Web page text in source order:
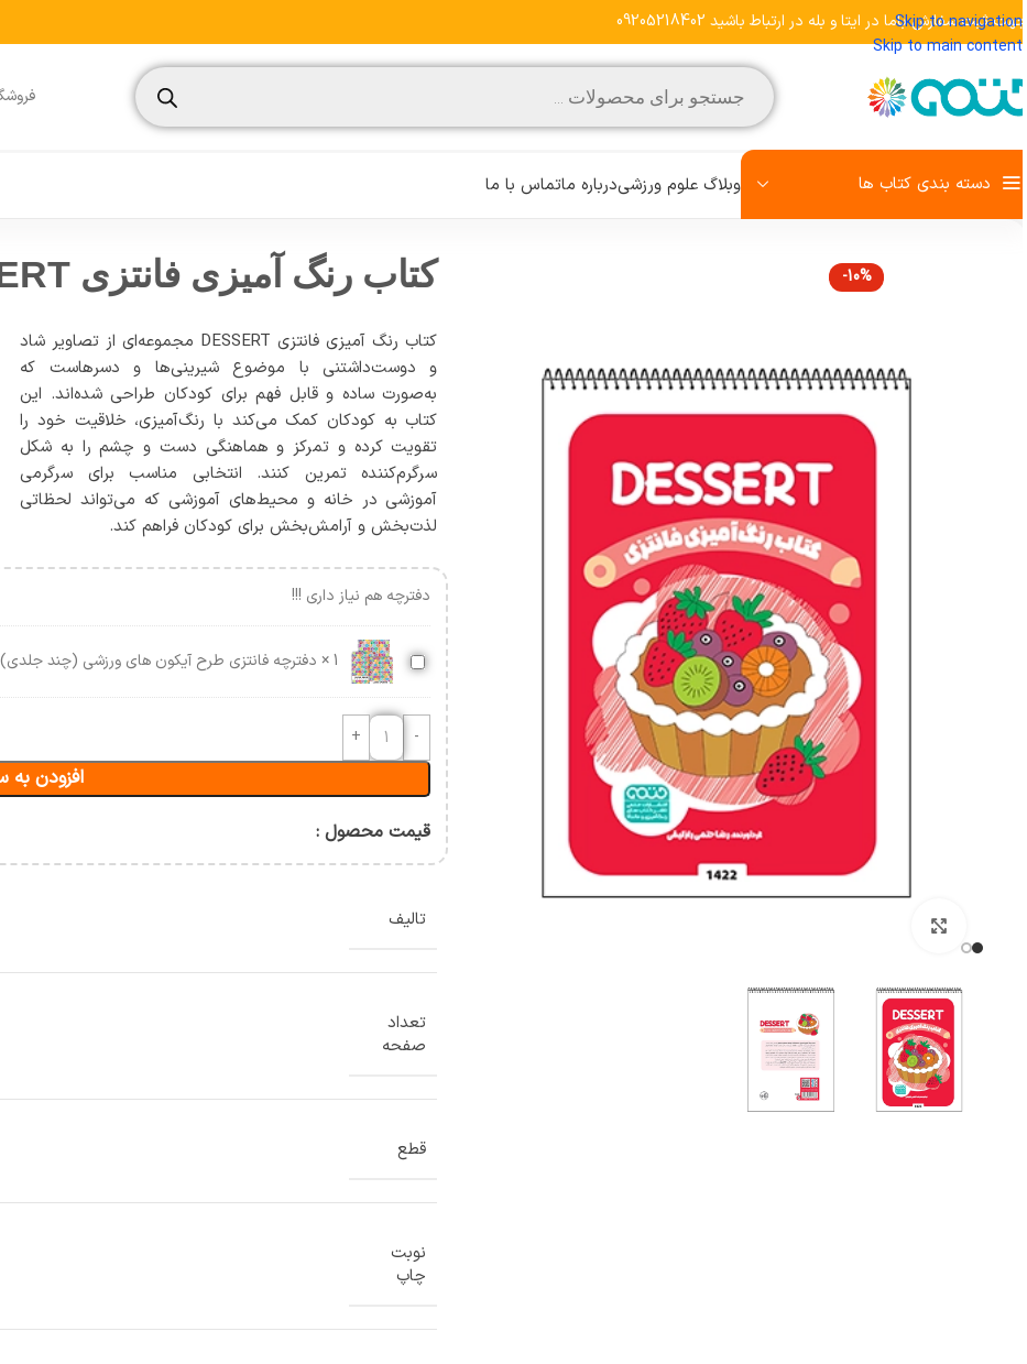
Skip to navigation
Skip to main content
ثبت سفارش باما در ایتا و بله در ارتباط باشید 09205218402
دسته بندی کتاب ها
مشاهده تمامی کتاب‌ها
رفتار حرکتی
زبان تخصصی
کنکور تربیت بدنی
آمار سنجش و اندازه گیری
آناتومی و فیزیولوژِی انسان
نسیم
تغذیه ورزشی
مدیریت ورزشی
آسیب شناسی و حرکات اصلاحی
ورزشی
وبلاگ علوم ورزشیدرباره ماتماس با ما
-10% کتاب رنگ آمیزی فانتزی DESSERT
کتاب رنگ آمیزی فانتزی DESSERT مجموعه‌ای از تصاویر شاد
و دوست‌داشتنی با موضوع شیرینی‌ها و دسرهاست که
به‌صورت ساده و قابل فهم برای کودکان طراحی شده‌اند. این
کتاب به کودکان کمک می‌کند با رنگ‌آمیزی، خلاقیت خود را
تقویت کرده و تمرکز و هماهنگی دست و چشم را به شکل
سرگرم‌کننده تمرین کنند. انتخابی مناسب برای سرگرمی
آموزشی در خانه و محیط‌های آموزشی که می‌تواند لحظاتی
لذت‌بخش و آرامش‌بخش برای کودکان فراهم کند.
دفترچه هم نیاز داری !!!
دفترچه
فانتزی
طرح
آیکون
های
جلدی)
× دفترچه فانتزی طرح آیکون های ورزشی (چند جلدی)
افزودن به
قیمت محصول :
تالیف
تعداد
صفحه
قطع
نوبت
چاپ